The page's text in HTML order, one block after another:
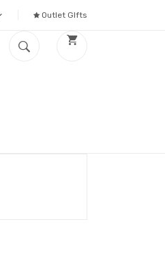
Outlet GIfts